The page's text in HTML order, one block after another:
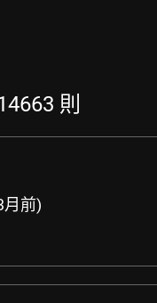
則
月前)